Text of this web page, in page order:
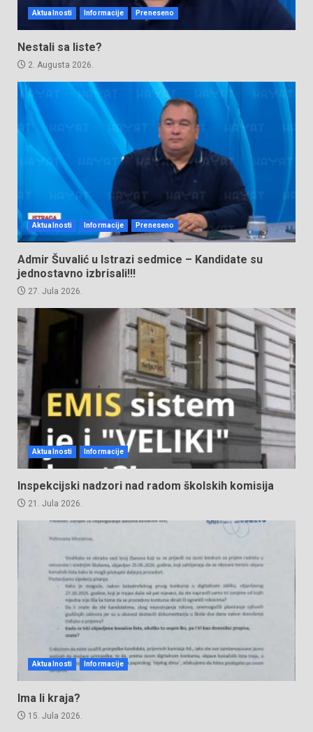
Aktualnosti Informacije Preneseno
Nestali sa liste?
2. Augusta 2026.
Aktualnosti Informacije Preneseno
Admir Šuvalić u Istrazi sedmice – Kandidate su
jednostavno izbrisali!!!
27. Jula 2026.
Aktualnosti Informacije
Inspekcijski nadzori nad radom školskih komisija
21. Jula 2026.
Aktualnosti Informacije
Ima li kraja?
15. Jula 2026.